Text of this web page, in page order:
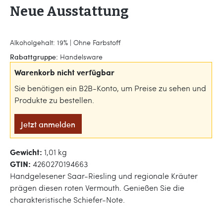
Neue Ausstattung
Alkoholgehalt: 19% | Ohne Farbstoff
Rabattgruppe: Handelsware
Warenkorb nicht verfügbar
Sie benötigen ein B2B-Konto, um Preise zu sehen und
Produkte zu bestellen.
Jetzt anmelden
Gewicht: 1,01 kg
GTIN: 4260270194663
Handgelesener Saar-Riesling und regionale Kräuter
prägen diesen roten Vermouth. Genießen Sie die
charakteristische Schiefer-Note.